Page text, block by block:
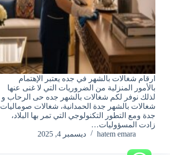
ارقام شغالات بالشهر في جده يعتبر الإهتمام
بالأمور المنزلية من الضروريات التي لا غنى عنها
لذلك نوفر لكم شغالات بالشهر جده حى الرحاب و
شغالات بالشهر جدة الحمدانية، شغالات صوماليات
جدة ومع التطور التكنولوجي التي تمر بها البلاد،
زادت المسؤوليات…
hatem emara
ديسمبر 4, 2025